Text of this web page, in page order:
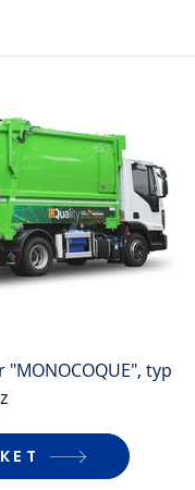
typ